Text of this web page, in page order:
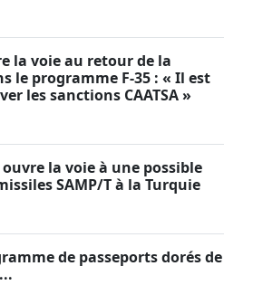
la voie au retour de la
le programme F-35 : « Il est
les sanctions CAATSA »
ouvre la voie à une possible
SAMP/T à la Turquie
de passeports dorés de